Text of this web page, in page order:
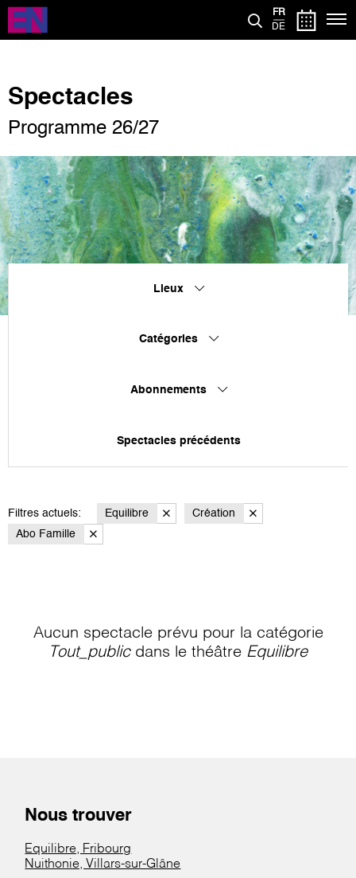
Aller
contenu
FR
DE
Spectacles
Programme 26/27
Lieux
Catégories
Abonnements
Spectacles précédents
Filtres actuels: Equilibre
Création
Abo Famille
Aucun spectacle prévu pour la catégorie
Tout_publicdans le théâtre Equilibre
Nous trouver
Equilibre, Fribourg
Nuithonie, Villars-sur-Glâne